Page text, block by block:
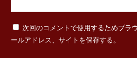
次回のコメントで使用するためブラ
ールアドレス、サイトを保存する。